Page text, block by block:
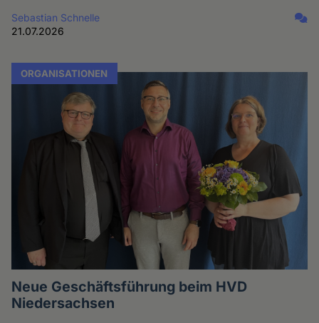
Sebastian Schnelle
21.07.2026
ORGANISATIONEN
Neue Geschäftsführung beim HVD
Niedersachsen